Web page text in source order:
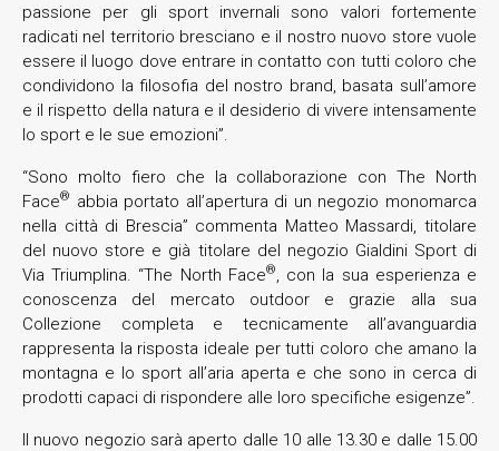
passione per gli sport invernali sono valori fortemente
radicati nel territorio bresciano e il nostro nuovo store vuole
essere il luogo dove entrare in contatto con tutti coloro che
condividono la filosofia del nostro brand, basata sull’amore
e il rispetto della natura e il desiderio di vivere intensamente
lo sport e le sue emozioni”.
“Sono molto fiero che la collaborazione con The North
Face®
abbia portato all’apertura di un negozio monomarca
nella città di Brescia” commenta Matteo Massardi, titolare
del nuovo store e già titolare del negozio Gialdini Sport di
Via Triumplina. “The North Face®, con la sua esperienza e
conoscenza del mercato outdoor e grazie alla sua
Collezione completa e tecnicamente all’avanguardia
rappresenta la risposta ideale per tutti coloro che amano la
montagna e lo sport all’aria aperta e che sono in cerca di
prodotti capaci di rispondere alle loro specifiche esigenze”.
Il nuovo negozio sarà aperto dalle 10 alle 13.30 e dalle 15.00